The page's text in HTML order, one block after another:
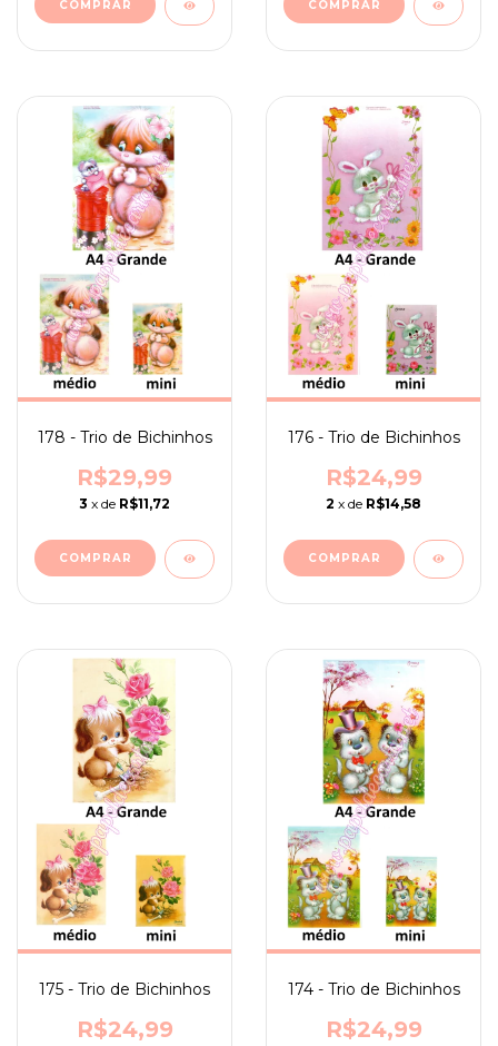
178 - Trio de Bichinhos
R$29,99
3 x de R$11,72
176 - Trio de Bichinhos
R$24,99
2 x de R$14,58
175 - Trio de Bichinhos
R$24,99
174 - Trio de Bichinhos
R$24,99